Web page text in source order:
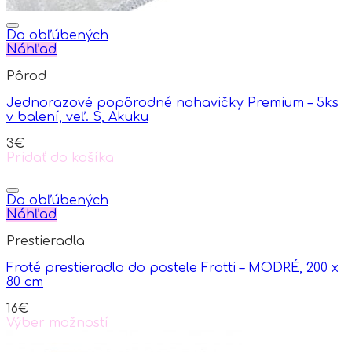
Do obľúbených
Náhľad
Pôrod
Jednorazové popôrodné nohavičky Premium – 5ks
v balení, veľ. S, Akuku
3€
Pridať do košíka
Do obľúbených
Náhľad
Prestieradla
Froté prestieradlo do postele Frotti – MODRÉ, 200 x
80 cm
16€
Výber možností